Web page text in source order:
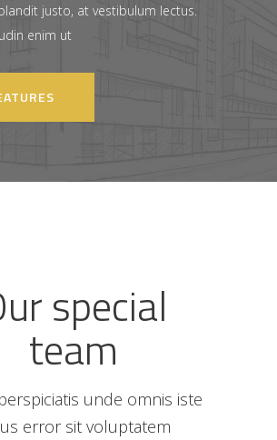
justo, at vestibulum lectus.
enim ut
special
team
unde omnis iste
error sit voluptatem